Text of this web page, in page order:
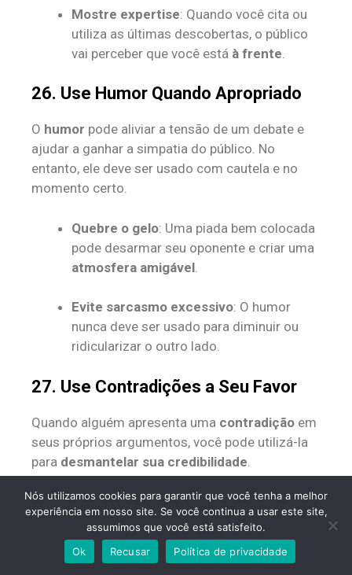
Mostre expertise: Quando você cita ou
utiliza as últimas descobertas, o público
vai perceber que você está à frente
26. Use Humor Quando Apropriado
O humor pode aliviar a tensão de um debate e
ajudar a ganhar a simpatia do público. No
entanto, ele deve ser usado com cautela e no
momento certo.
Quebre o gelo: Uma piada bem colocada
pode desarmar seu oponente e criar uma
atmosfera amigável
Evite sarcasmo excessivo: O humor
nunca deve ser usado para diminuir ou
ridicularizar o outro lado.
27. Use Contradições a Seu Favor
Quando alguém apresenta uma contradição em
seus próprios argumentos, você pode utilizá-la
para desmantelar sua credibilidade
Aponte a inconsistência: Se o oponente
diz algo que entra em conflito com outra
afirmação, destaque essa contradição e
aponte como ela enfraquece seu ponto.
Nós utilizamos cookies para garantir que você tenha a melhor
experiência em nosso site. Se você continua a usar este site,
assumimos que você está satisfeito.
Ok
Recusar Política de privacidade